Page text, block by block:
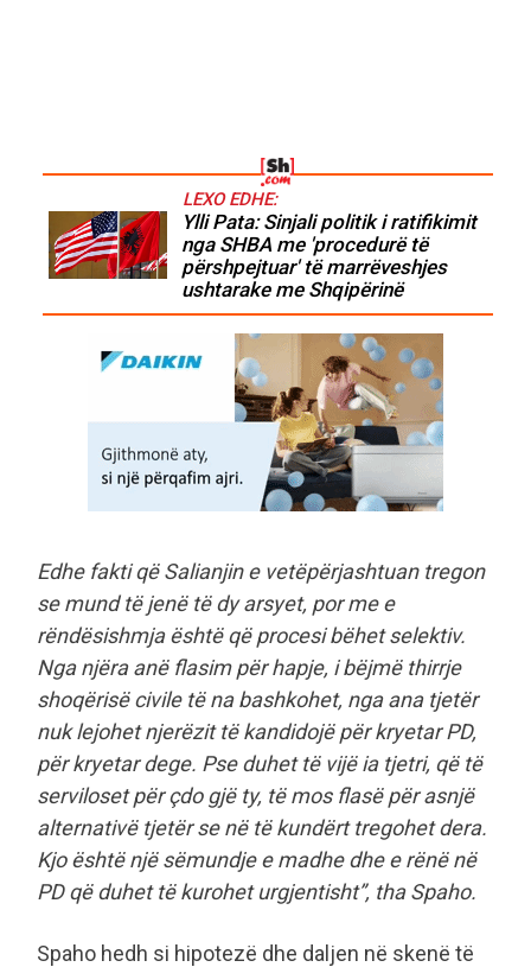
LEXO EDHE:
Ylli Pata: Sinjali politik i ratifikimit
nga SHBA me 'procedurë të
përshpejtuar' të marrëveshjes
ushtarake me Shqipërinë
Edhe fakti që Salianjin e vetëpërjashtuan tregon
se mund të jenë të dy arsyet, por me e
rëndësishmja është që procesi bëhet selektiv.
Nga njëra anë flasim për hapje, i bëjmë thirrje
shoqërisë civile të na bashkohet, nga ana tjetër
nuk lejohet njerëzit të kandidojë për kryetar PD,
për kryetar dege. Pse duhet të vijë ia tjetri, që të
serviloset për çdo gjë ty, të mos flasë për asnjë
alternativë tjetër se në të kundërt tregohet dera.
Kjo është një sëmundje e madhe dhe e rënë në
PD që duhet të kurohet urgjentisht”, tha Spaho.
Spaho hedh si hipotezë dhe daljen në skenë të